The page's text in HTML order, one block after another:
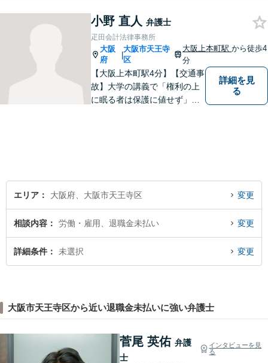
ください。
小野 直人 弁護士
疋田会計法律事務所
大阪
府
|
大阪市天王寺
区
大阪上本町駅から徒歩4
分
【大阪上本町駅4分】【交通事
故】大学の講義で「権利の上
に眠る者は保護に値せず」と
し、丁寧かつ柔軟な対応を心
がけています。
詳細を見
る
エリア 大阪府、大阪市天王寺区 変更
相談内容 労働・雇用、退職金未払い 変更
詳細条件 未選択 変更
大阪市天王寺区から近い退職金未払いに強い弁護士
菅尾 英佑 弁護
士
インタビューを見
る